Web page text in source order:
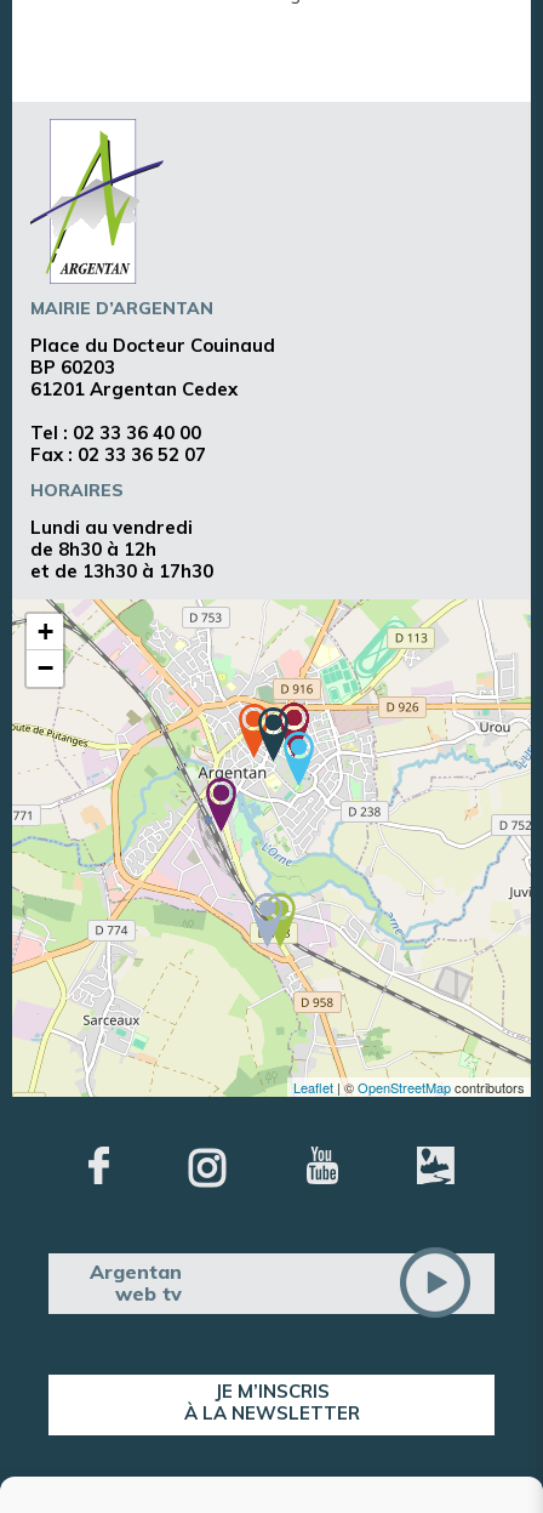
MAIRIE D’ARGENTAN
Place du Docteur Couinaud
BP 60203
61201 Argentan Cedex
Tel : 02 33 36 40 00
Fax : 02 33 36 52 07
HORAIRES
Lundi au vendredi
de 8h30 à 12h
et de 13h30 à 17h30
+
−
Leaflet | ©OpenStreetMapcontributors
Argentan
web tv
JE M’INSCRIS
À LA NEWSLETTER